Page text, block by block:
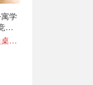
学
站
办公家具8.5折 电脑边桌$33